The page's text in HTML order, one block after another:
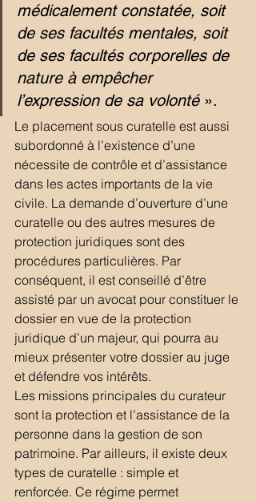
médicalement constatée, soit
de ses facultés mentales, soit
de ses facultés corporelles de
nature à empêcher
l’expression de sa volonté ».
Le placement sous curatelle est aussi
subordonné à l’existence d’une
nécessite de contrôle et d’assistance
dans les actes importants de la vie
civile. La demande d’ouverture d’une
curatelle ou des autres mesures de
protection juridiques sont des
procédures particulières. Par
conséquent, il est conseillé d’être
assisté par un avocat pour constituer le
dossier en vue de la protection
juridique d’un majeur, qui pourra au
mieux présenter votre dossier au juge
et défendre vos intérêts.
Les missions principales du curateur
sont la protection et l’assistance de la
personne dans la gestion de son
patrimoine. Par ailleurs, il existe deux
types de curatelle : simple et
renforcée. Ce régime permet